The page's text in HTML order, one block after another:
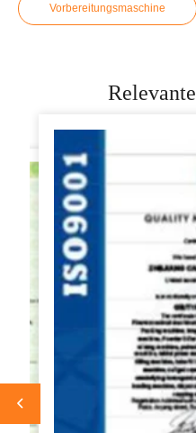
Vorbereitungsmaschine